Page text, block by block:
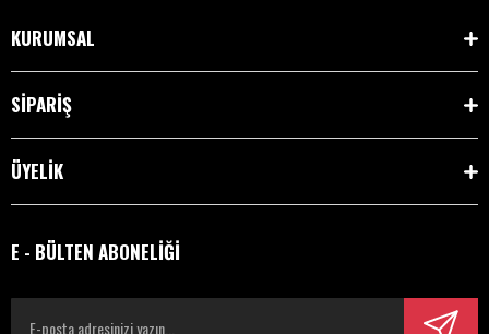
KURUMSAL
SİPARİŞ
ÜYELİK
E - BÜLTEN ABONELİĞİ